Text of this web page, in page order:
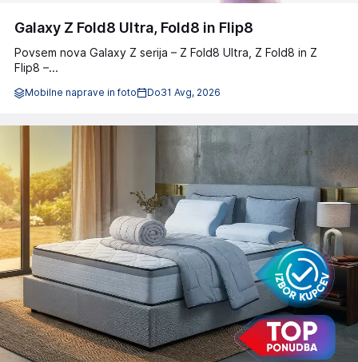
Galaxy Z Fold8 Ultra, Fold8 in Flip8
Povsem nova Galaxy Z serija – Z Fold8 Ultra, Z Fold8 in Z
Flip8 –...
Mobilne naprave in foto Do31 Avg, 2026